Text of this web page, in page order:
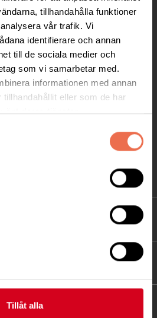
tillhandahålla funktioner
vår trafik. Vi
identifierare och annan
till de sociala medier och
som vi samarbetar med.
informationen med annan
eller som de har
deras tjänster.
Tillåt alla
802002-3605